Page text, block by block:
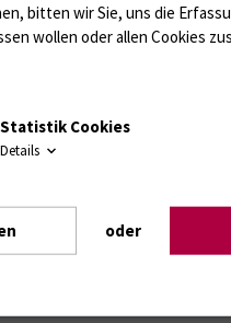
bitten wir Sie, uns die
wollen oder allen Cookies
Statistik Cookies
Details
oder